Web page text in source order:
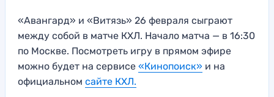
«Авангард» и «Витязь» 26 февраля сыграют
между собой в матче КХЛ. Начало матча — в 16:30
по Москве. Посмотреть игру в прямом эфире
можно будет на сервисе «Кинопоиск» и на
официальном сайте КХЛ.